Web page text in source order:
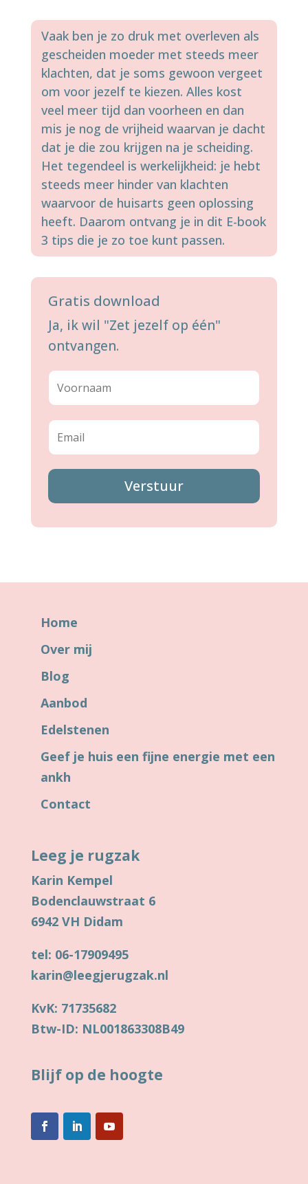
Vaak ben je zo druk met overleven als
gescheiden moeder met steeds meer
klachten, dat je soms gewoon vergeet
om voor jezelf te kiezen. Alles kost
veel meer tijd dan voorheen en dan
mis je nog de vrijheid waarvan je dacht
dat je die zou krijgen na je scheiding.
Het tegendeel is werkelijkheid: je hebt
steeds meer hinder van klachten
waarvoor de huisarts geen oplossing
heeft. Daarom ontvang je in dit E-book
3 tips die je zo toe kunt passen.
Gratis download
Ja, ik wil "Zet jezelf op één"
ontvangen.
Verstuur
Home
Over mij
Blog
Aanbod
Edelstenen
Geef je huis een fijne energie met een
ankh
Contact
Leeg je rugzak
Karin Kempel
Bodenclauwstraat 6
6942 VH Didam
tel: 06-17909495
karin@leegjerugzak.nl
KvK: 71735682
Btw-ID: NL001863308B49
Blijf op de hoogte